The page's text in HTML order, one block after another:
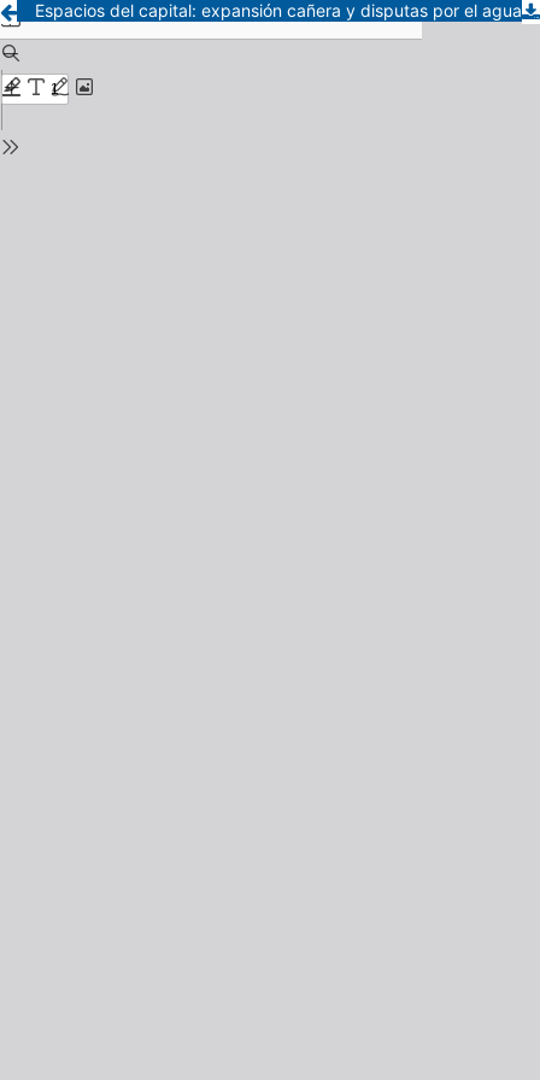
Espacios del capital: expansión cañera y disputas por el agua del río Grande en los orígenes del ingenio La Esperanza, provincia de Jujuy, 1882-1895